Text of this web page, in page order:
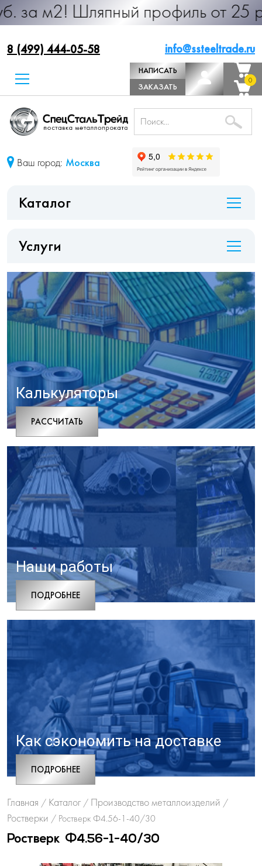
профиль от 25 руб. за
8 (499) 444-05-58 info@ssteeltrade.ru
НАПИСАТЬ
ДИРЕКТОРУ
ЗАКАЗАТЬ
ЗВОНОК
0
0
Ваш город: Москва
Каталог
Услуги
Калькуляторы
РАCСЧИТАТЬ
Наши работы
ПОДРОБНЕЕ
Как сэкономить на доставке
ПОДРОБНЕЕ
Главная / Каталог / Производство металлоизделий /
Ростверки / Ростверк Ф4.56-1-40/30
Ростверк Ф4.56-1-40/30